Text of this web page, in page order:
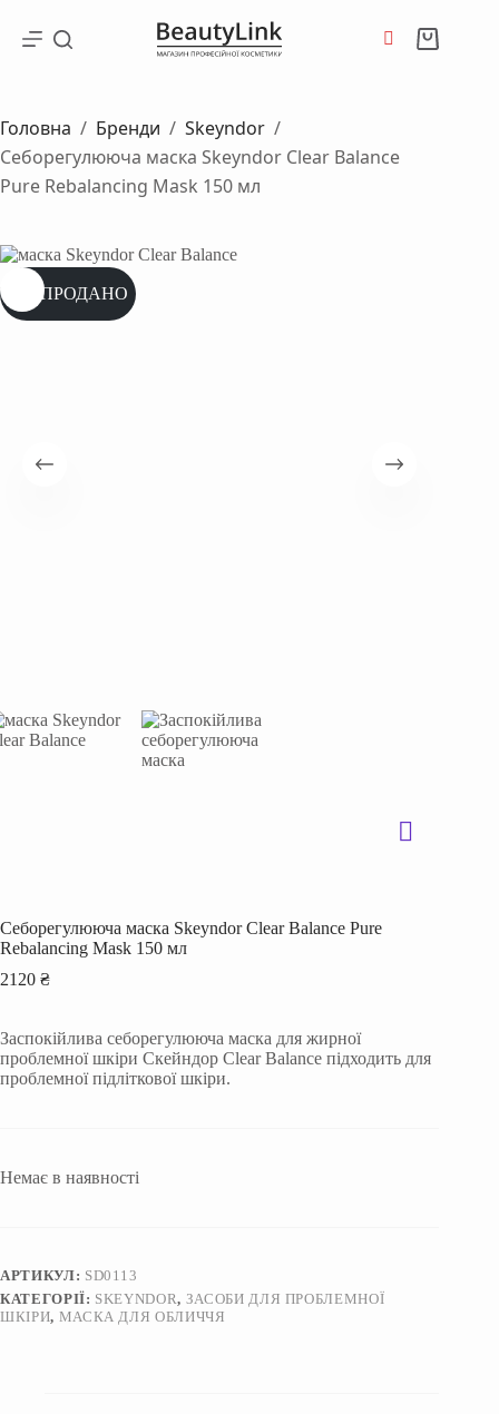
вмісту
Кошик
Головна / Бренди / Skeyndor /
Cеборегулююча маска Skeyndor Clear Balance
Pure Rebalancing Mask 150 мл
РОЗПРОДАНО
Cеборегулююча маска Skeyndor Clear Balance Pure
Rebalancing Mask 150 мл
2120 ₴
Заспокійлива себорегулююча маска для жирної
проблемної шкіри Скейндор Clear Balance підходить для
проблемної підліткової шкіри.
Немає в наявності
АРТИКУЛ: SD0113
КАТЕГОРІЇ: SKEYNDOR, ЗАСОБИ ДЛЯ ПРОБЛЕМНОЇ
ШКІРИ, МАСКА ДЛЯ ОБЛИЧЧЯ